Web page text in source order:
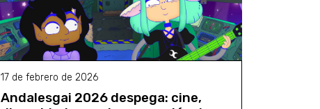
17 de febrero de 2026
Andalesgai 2026 despega: cine,